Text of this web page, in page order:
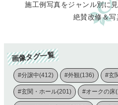
施工例写真をジャンル別に
絶賛改修＆写
画像タグ一覧
#分譲中(412) #外観(136) #玄
#玄関・ホール(201) #オークの床